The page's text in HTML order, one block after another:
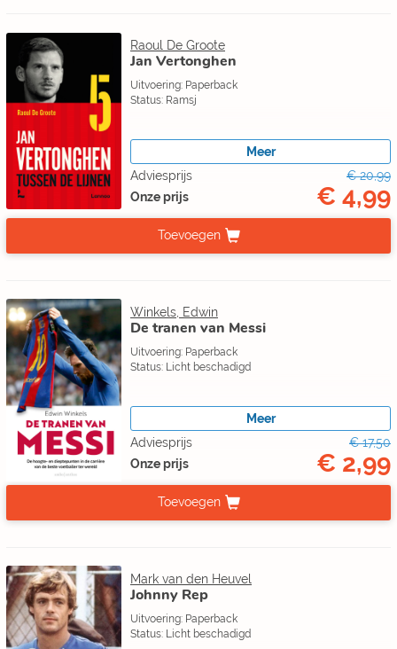
Raoul De Groote
Jan Vertonghen
Uitvoering: Paperback
Status: Ramsj
Meer
Adviesprijs
€ 20,99
Onze prijs
€ 4,99
Toevoegen
Winkels, Edwin
De tranen van Messi
Uitvoering: Paperback
Status: Licht beschadigd
Meer
Adviesprijs
€ 17,50
Onze prijs
€ 2,99
Toevoegen
Mark van den Heuvel
Johnny Rep
Uitvoering: Paperback
Status: Licht beschadigd